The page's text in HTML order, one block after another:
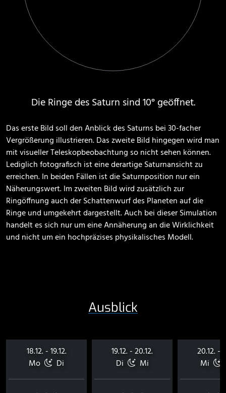
Die Ringe des Saturn sind 10° geöffnet.
Das erste Bild soll den Anblick des Saturns bei 30-facher
Vergrößerung illustrieren. Das zweite Bild hingegen wird man
mit visueller Teleskopbeobachtung so nicht sehen können.
Lediglich fotografisch ist eine derartige Saturnansicht zu
erreichen. In beiden Fällen ist die Saturnposition nur ein
Näherungswert. Im zweiten Bild wird zusätzlich zur
Ringöffnung auch der Schattenwurf des Planeten auf die
Ringe und umgekehrt dargestellt. Auch bei dieser Simulation
handelt es sich nur um eine Annäherung an die Wirklichkeit
und nicht um ein hochpräzises physikalisches Modell.
Ausblick
18.12. - 19.12.
Mo
Di
19.12. - 20.12.
Di
Mi
20.12. -
Mi